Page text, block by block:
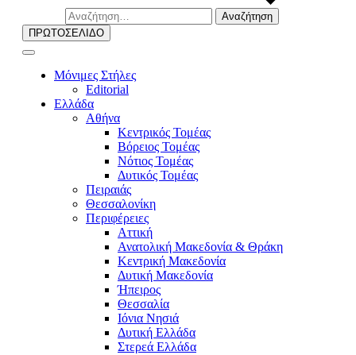
Αναζήτηση
για:
ΠΡΩΤΟΣΕΛΙΔΟ
Μόνιμες Στήλες
Editorial
Ελλάδα
Αθήνα
Κεντρικός Τομέας
Βόρειος Τομέας
Νότιος Τομέας
Δυτικός Τομέας
Πειραιάς
Θεσσαλονίκη
Περιφέρειες
Αττική
Ανατολική Μακεδονία & Θράκη
Κεντρική Μακεδονία
Δυτική Μακεδονία
Ήπειρος
Θεσσαλία
Ιόνια Νησιά
Δυτική Ελλάδα
Στερεά Ελλάδα